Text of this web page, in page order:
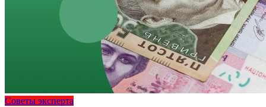
Советы эксперта